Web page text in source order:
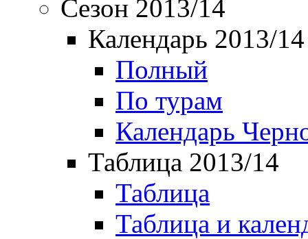
Сезон 2013/14
Календарь 2013/14
Полный
По турам
Календарь
Таблица 2013/14
Таблица
Таблица и